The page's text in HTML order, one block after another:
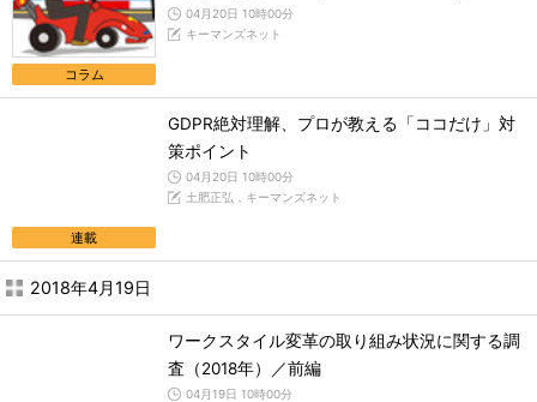
コラム
04月20日 10時00分
キーマンズネット
連載
GDPR絶対理解、プロが教える「ココだけ」対
策ポイント
04月20日 10時00分
土肥正弘，キーマンズネット
2018年4月19日
ワークスタイル変革の取り組み状況に関する調
査（2018年）／前編
04月19日 10時00分